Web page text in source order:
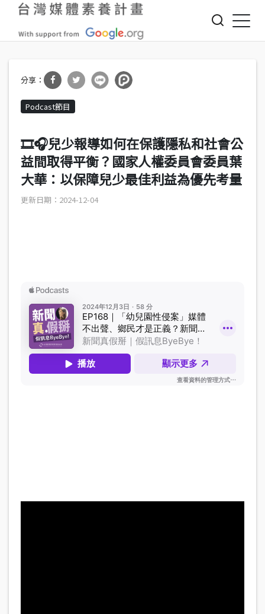
Jump to Navigation
Jump to Main content
Podcast節目
分享
到Fa
ok
分享
到T
r
🎞️🎧兒少報導如何在保護隱私和社會公
益間取得平衡？國家人權委員會委員葉
大華：以保障兒少最佳利益為優先考量
2024-12-04